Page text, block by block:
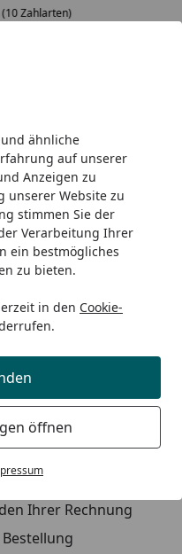
und ähnliche
auf unserer
Anzeigen zu
unserer Website zu
stimmen Sie der
Verarbeitung Ihrer
ein bestmögliches
zu bieten.
in den Cookie-
öffnen
Zahlarten)
der Rubrik "Meine
Shop in der obersten
bzw. ausdrucken.
Informationen
DHL oder GLS
Ihrer Rechnung